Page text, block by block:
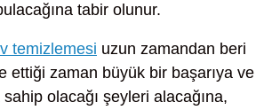
tabir olunur.
temizlemesi uzun zamandan beri
ettiği zaman büyük bir başarıya ve
sahip olacağı şeyleri alacağına,